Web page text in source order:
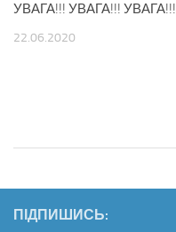
УВАГА!!! УВАГА!!! УВАГА!!!
22.06.2020
ПІДПИШИСЬ: